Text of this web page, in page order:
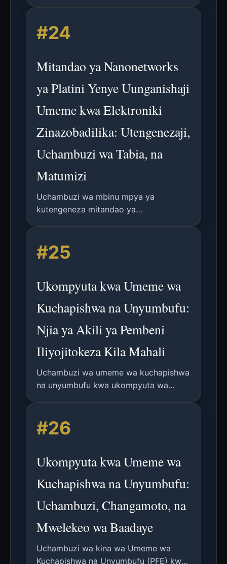
usindikaji wa mawimbi, ujanibishaji,
urambazaji, ukamataji wa mwendo, na
#24
Mitandao ya Nanonetworks
ya Platini Yenye Uunganishaji
Umeme kwa Elektroniki
Zinazobadilika: Utengenezaji,
Uchambuzi wa Tabia, na
Matumizi
Uchambuzi wa mbinu mpya ya
kutengeneza mitandao ya
polyimide kupitia matibabu ya
angahewa ya filamu za aloi ya Pt-Ce.
#25
Ukompyuta kwa Umeme wa
Kuchapishwa na Unyumbufu:
Njia ya Akili ya Pembeni
Iliyojitokeza Kila Mahali
Uchambuzi wa umeme wa kuchapishwa
na unyumbufu kwa ukompyuta wa
saketi za ML, changamoto, na matumizi
ya baadaye.
#26
Ukompyuta kwa Umeme wa
Kuchapishwa na Unyumbufu:
Uchambuzi, Changamoto, na
Mwelekeo wa Baadaye
Uchambuzi wa kina wa Umeme wa
Kuchapishwa na Unyumbufu (PFE) kwa